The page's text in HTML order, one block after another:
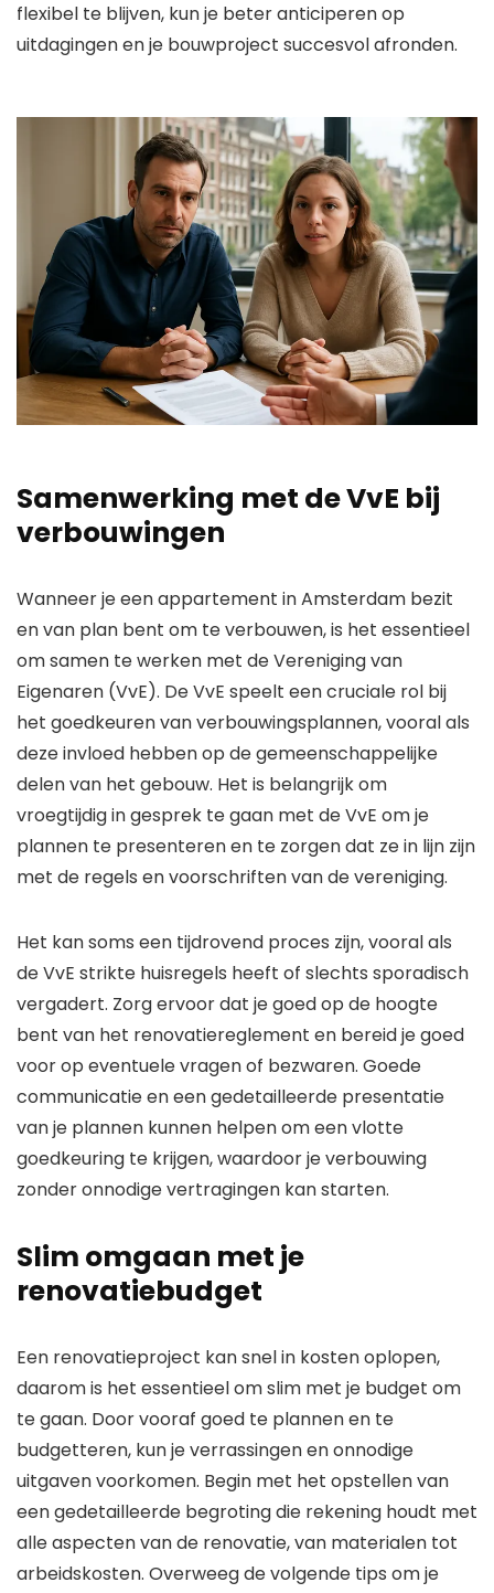
flexibel te blijven, kun je beter anticiperen op
uitdagingen en je bouwproject succesvol afronden.
Samenwerking met de VvE bij
verbouwingen
Wanneer je een appartement in Amsterdam bezit
en van plan bent om te verbouwen, is het essentieel
om samen te werken met de Vereniging van
Eigenaren (VvE). De VvE speelt een cruciale rol bij
het goedkeuren van verbouwingsplannen, vooral als
deze invloed hebben op de gemeenschappelijke
delen van het gebouw. Het is belangrijk om
vroegtijdig in gesprek te gaan met de VvE om je
plannen te presenteren en te zorgen dat ze in lijn zijn
met de regels en voorschriften van de vereniging.
Het kan soms een tijdrovend proces zijn, vooral als
de VvE strikte huisregels heeft of slechts sporadisch
vergadert. Zorg ervoor dat je goed op de hoogte
bent van het renovatiereglement en bereid je goed
voor op eventuele vragen of bezwaren. Goede
communicatie en een gedetailleerde presentatie
van je plannen kunnen helpen om een vlotte
goedkeuring te krijgen, waardoor je verbouwing
zonder onnodige vertragingen kan starten.
Slim omgaan met je
renovatiebudget
Een renovatieproject kan snel in kosten oplopen,
daarom is het essentieel om slim met je budget om
te gaan. Door vooraf goed te plannen en te
budgetteren, kun je verrassingen en onnodige
uitgaven voorkomen. Begin met het opstellen van
een gedetailleerde begroting die rekening houdt met
alle aspecten van de renovatie, van materialen tot
arbeidskosten. Overweeg de volgende tips om je